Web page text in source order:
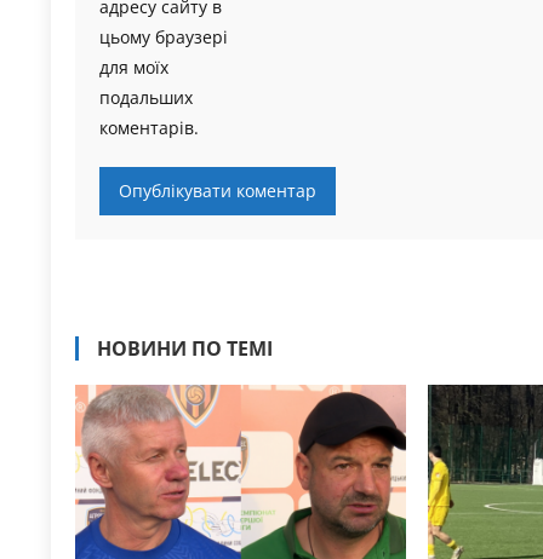
адресу сайту в
цьому браузері
для моїх
подальших
коментарів.
НОВИНИ ПО ТЕМІ